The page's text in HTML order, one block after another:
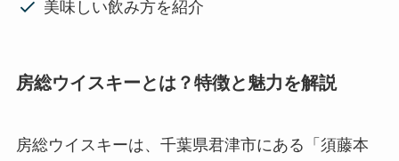
美味しい飲み方を紹介
房総ウイスキーとは？特徴と魅力を解説
房総ウイスキーは、千葉県君津市にある「須藤本